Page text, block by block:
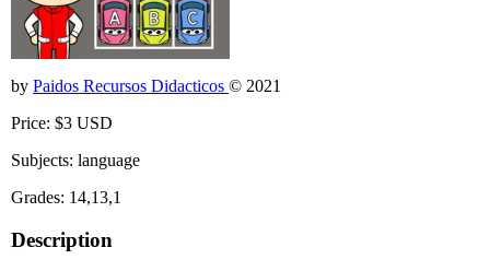
by Paidos Recursos Didacticos © 2021
Price: $3 USD
Subjects: language
Grades: 14,13,1
Description